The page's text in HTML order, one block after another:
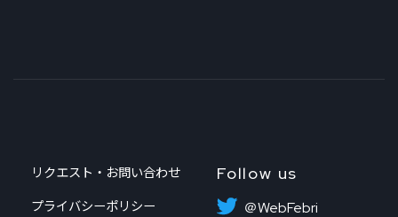
リクエスト・お問い合わせ
プライバシーポリシー
Follow us
＠WebFebri